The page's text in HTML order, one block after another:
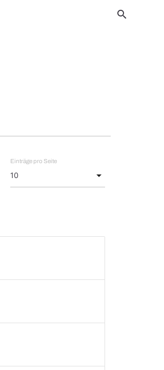
search
Einträge pro Seite